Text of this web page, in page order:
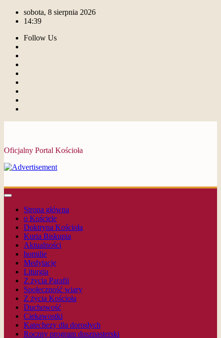
sobota, 8 sierpnia 2026
14:39
Follow Us
Oficjalny Portal Kościoła
Strona główna
o Kościele
Doktryna Kościoła
Kuria Biskupia
Aktualności
homilie
Medytacje
Liturgia
Z życia Parafii
Społeczność wiary
Z życia Kościoła
Duchowość
Ciekawostki
Katechezy dla dorosłych
Roczny program duszpasterski